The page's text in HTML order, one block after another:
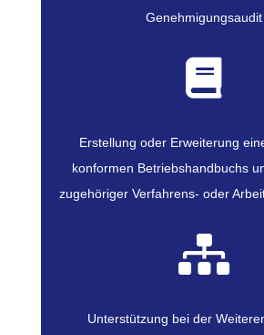
Genehmigungsaudit

Erstellung oder Erweiterung
konformen Betriebshandbuchs
zugehöriger Verfahrens- oder

Unterstützung bei der